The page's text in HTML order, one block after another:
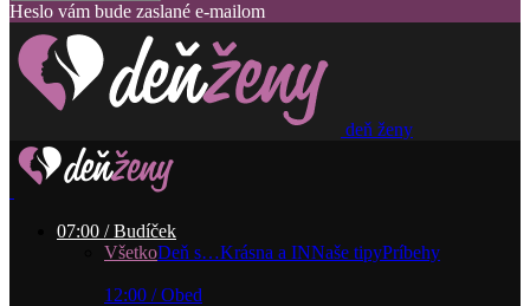
Heslo vám bude zaslané e-mailom
deň ženy
07:00 / Budíček
VšetkoDeň s…Krásna a INNaše tipyPríbehy
12:00 / Obed